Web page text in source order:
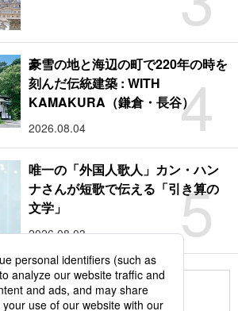
4
豪雪の地と海辺の町で220年の時を
刻んだ伝統建築 : WITH
KAMAKURA（鎌倉・長谷）
2026.08.04
5
唯一の「外国人歌人」カン・ハン
ナさんが短歌で伝える「引き算の
文学」
2026.08.03
もっと見る